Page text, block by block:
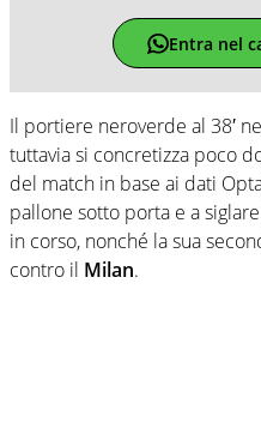
Entra nel
Il portiere neroverde al 38′
tuttavia si concretizza poco
del match in base ai dati
pallone sotto porta e a
in corso, nonché la sua
contro il Milan.